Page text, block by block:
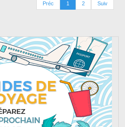
Préc 1 2 Suiv